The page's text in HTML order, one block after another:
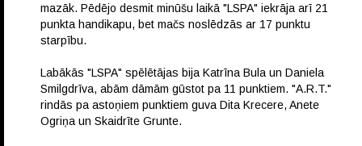
mazāk. Pēdējo desmit minūšu laikā "LSPA" iekrāja arī 21
punkta handikapu, bet mačs noslēdzās ar 17 punktu
starpību.
Labākās "LSPA" spēlētājas bija Katrīna Bula un Daniela
Smilgdrīva, abām dāmām gūstot pa 11 punktiem. "A.R.T."
rindās pa astoņiem punktiem guva Dita Krecere, Anete
Ogriņa un Skaidrīte Grunte.